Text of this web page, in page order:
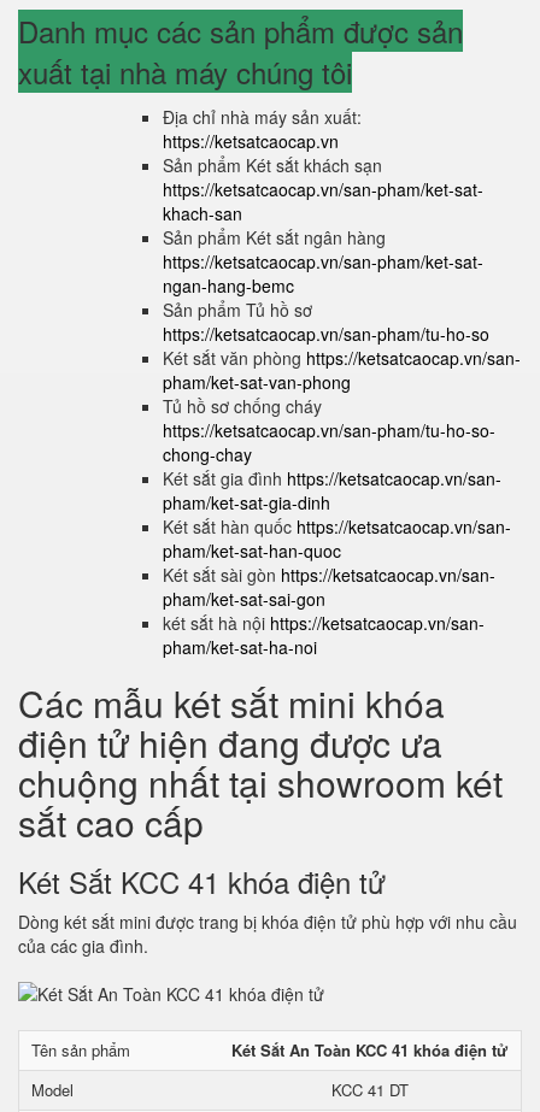
Danh mục các sản phẩm được sản
xuất tại nhà máy chúng tôi
Địa chỉ nhà máy sản xuất:
https://ketsatcaocap.vn
Sản phẩm Két sắt khách sạn
https://ketsatcaocap.vn/san-pham/ket-sat-
khach-san
Sản phẩm Két sắt ngân hàng
https://ketsatcaocap.vn/san-pham/ket-sat-
ngan-hang-bemc
Sản phẩm Tủ hồ sơ
https://ketsatcaocap.vn/san-pham/tu-ho-so
Két sắt văn phòng https://ketsatcaocap.vn/san-
pham/ket-sat-van-phong
Tủ hồ sơ chống cháy
https://ketsatcaocap.vn/san-pham/tu-ho-so-
chong-chay
Két sắt gia đình https://ketsatcaocap.vn/san-
pham/ket-sat-gia-dinh
Két sắt hàn quốc https://ketsatcaocap.vn/san-
pham/ket-sat-han-quoc
Két sắt sài gòn https://ketsatcaocap.vn/san-
pham/ket-sat-sai-gon
két sắt hà nội https://ketsatcaocap.vn/san-
pham/ket-sat-ha-noi
Các mẫu két sắt mini khóa
điện tử hiện đang được ưa
chuộng nhất tại showroom két
sắt cao cấp
Két Sắt KCC 41 khóa điện tử
Dòng két sắt mini được trang bị khóa điện tử phù hợp với nhu cầu
của các gia đình.
Tên sản phẩm
Két Sắt An Toàn KCC 41 khóa điện tử
Model
KCC 41 DT